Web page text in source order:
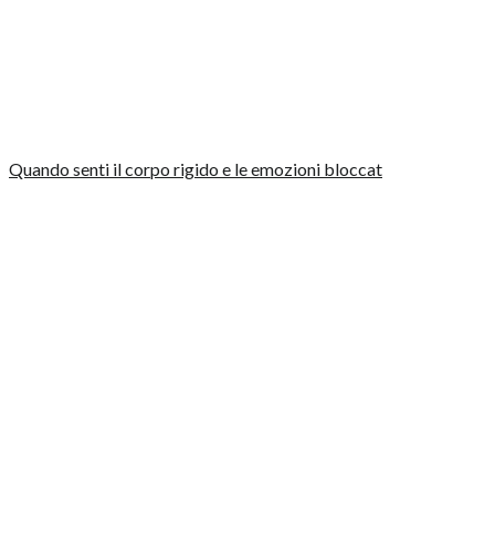
Quando senti il corpo rigido e le emozioni bloccat